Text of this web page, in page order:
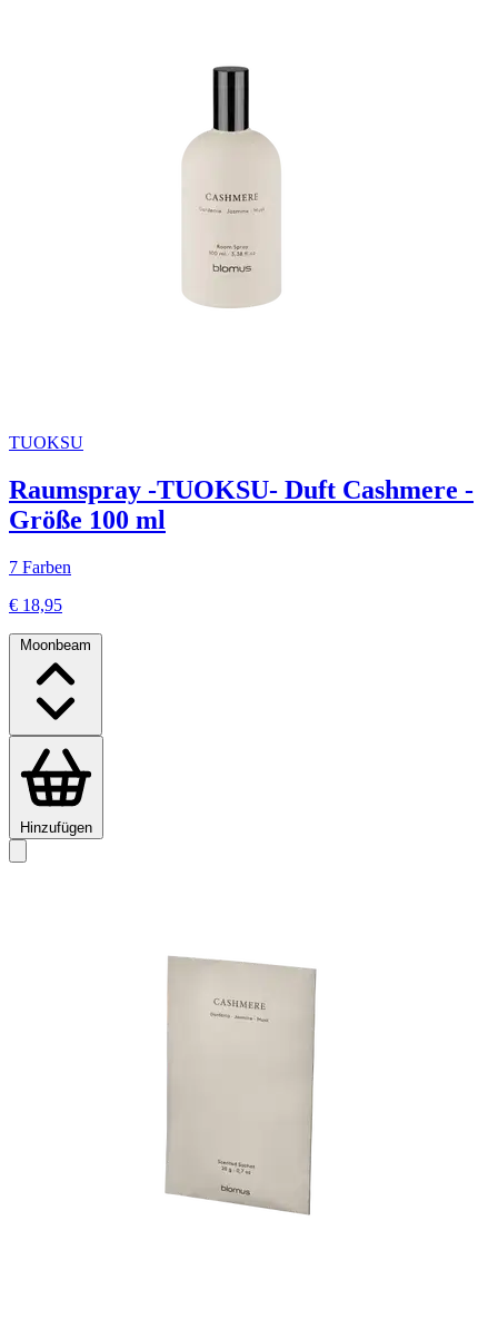
TUOKSU
Raumspray -TUOKSU- Duft Cashmere -
Größe 100 ml
7 Farben
€ 18,95
Moonbeam
Hinzufügen